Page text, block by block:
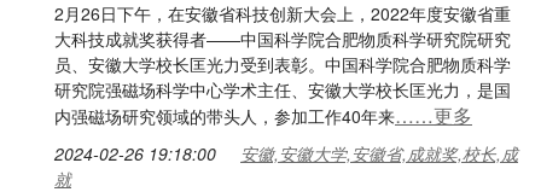
2月26日下午，在安徽省科技创新大会上，2022年度安徽省重
大科技成就奖获得者——中国科学院合肥物质科学研究院研究
员、安徽大学校长匡光力受到表彰。中国科学院合肥物质科学
研究院强磁场科学中心学术主任、安徽大学校长匡光力，是国
内强磁场研究领域的带头人，参加工作40年来……更多
2024-02-26 19:18:00
安徽,安徽大学,安徽省,成就奖,校长,成
就